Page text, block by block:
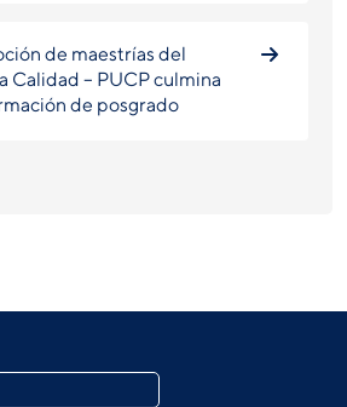
de maestrías del
Calidad – PUCP culmina
de posgrado